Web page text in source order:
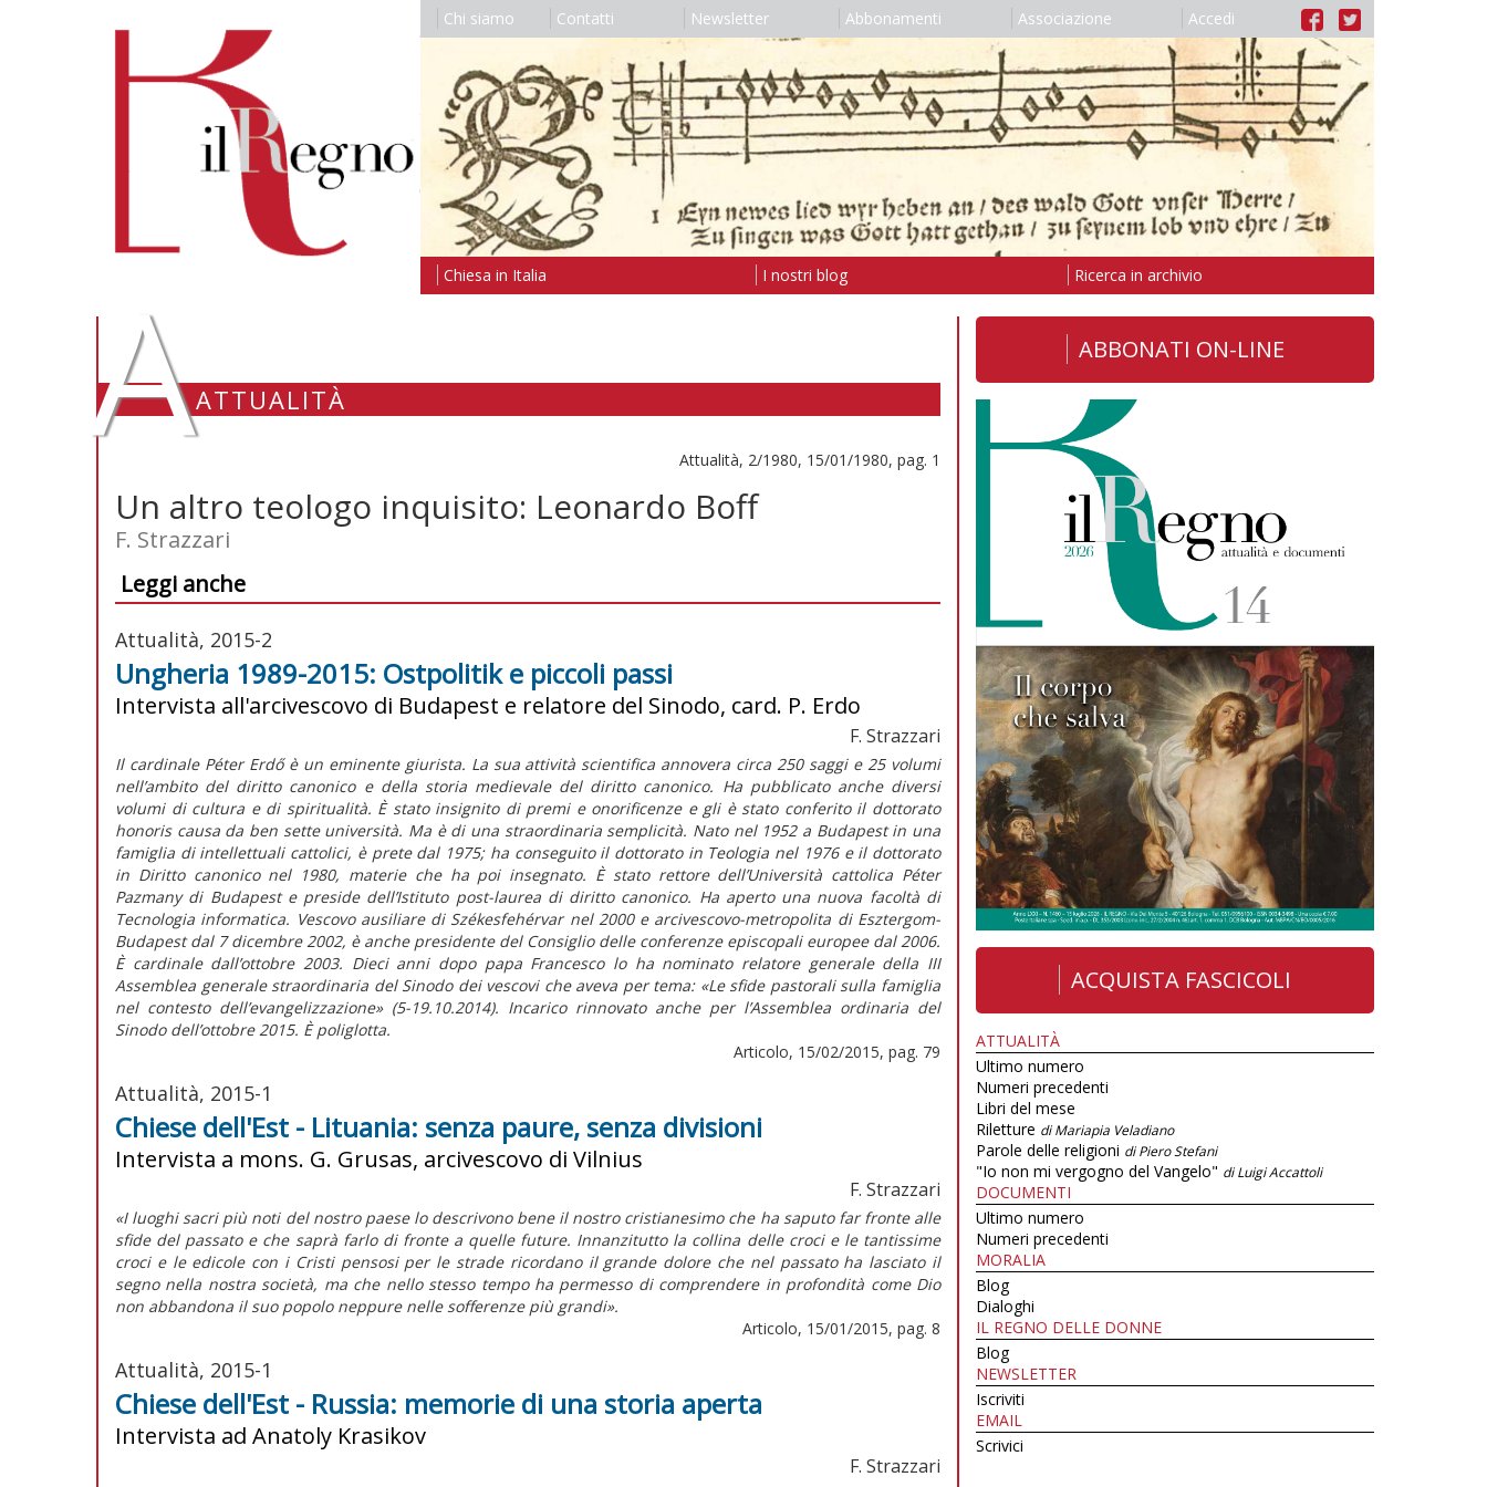
Chi siamo Contatti Newsletter Abbonamenti Associazione Accedi
Chiesa in Italia I nostri blog Ricerca in archivio
AATTUALITÀ
Attualità, 2/1980, 15/01/1980, pag. 1
Un altro teologo inquisito: Leonardo Boff
F. Strazzari
Leggi anche
Attualità, 2015-2
Ungheria 1989-2015: Ostpolitik e piccoli passi
Intervista all'arcivescovo di Budapest e relatore del Sinodo, card. P. Erdo
F. Strazzari
Il cardinale Péter Erdő è un eminente giurista. La sua attività scientifica annovera circa 250 saggi e 25 volumi
nell’ambito del diritto canonico e della storia medievale del diritto canonico. Ha pubblicato anche diversi
volumi di cultura e di spiritualità. È stato insignito di premi e onorificenze e gli è stato conferito il dottorato
honoris causa da ben sette università. Ma è di una straordinaria semplicità. Nato nel 1952 a Budapest in una
famiglia di intellettuali cattolici, è prete dal 1975; ha conseguito il dottorato in Teologia nel 1976 e il dottorato
in Diritto canonico nel 1980, materie che ha poi insegnato. È stato rettore dell’Università cattolica Péter
Pazmany di Budapest e preside dell’Istituto post-laurea di diritto canonico. Ha aperto una nuova facoltà di
Tecnologia informatica. Vescovo ausiliare di Székesfehérvar nel 2000 e arcivescovo-metropolita di Esztergom-
Budapest dal 7 dicembre 2002, è anche presidente del Consiglio delle conferenze episcopali europee dal 2006.
È cardinale dall’ottobre 2003. Dieci anni dopo papa Francesco lo ha nominato relatore generale della III
Assemblea generale straordinaria del Sinodo dei vescovi che aveva per tema: «Le sfide pastorali sulla famiglia
nel contesto dell’evangelizzazione» (5-19.10.2014). Incarico rinnovato anche per l’Assemblea ordinaria del
Sinodo dell’ottobre 2015. È poliglotta.
Articolo, 15/02/2015, pag. 79
Attualità, 2015-1
Chiese dell'Est - Lituania: senza paure, senza divisioni
Intervista a mons. G. Grusas, arcivescovo di Vilnius
F. Strazzari
«I luoghi sacri più noti del nostro paese lo descrivono bene il nostro cristianesimo che ha saputo far fronte alle
sfide del passato e che saprà farlo di fronte a quelle future. Innanzitutto la collina delle croci e le tantissime
croci e le edicole con i Cristi pensosi per le strade ricordano il grande dolore che nel passato ha lasciato il
segno nella nostra società, ma che nello stesso tempo ha permesso di comprendere in profondità come Dio
non abbandona il suo popolo neppure nelle sofferenze più grandi».
Articolo, 15/01/2015, pag. 8
Attualità, 2015-1
Chiese dell'Est - Russia: memorie di una storia aperta
Intervista ad Anatoly Krasikov
F. Strazzari
ABBONATI ON-LINE
ACQUISTA FASCICOLI
ATTUALITÀ
Ultimo numero
Numeri precedenti
Libri del mese
Riletture di Mariapia Veladiano
Parole delle religioni di Piero Stefani
"Io non mi vergogno del Vangelo" di Luigi Accattoli
DOCUMENTI
Ultimo numero
Numeri precedenti
MORALIA
Blog
Dialoghi
IL REGNO DELLE DONNE
Blog
NEWSLETTER
Iscriviti
EMAIL
Scrivici